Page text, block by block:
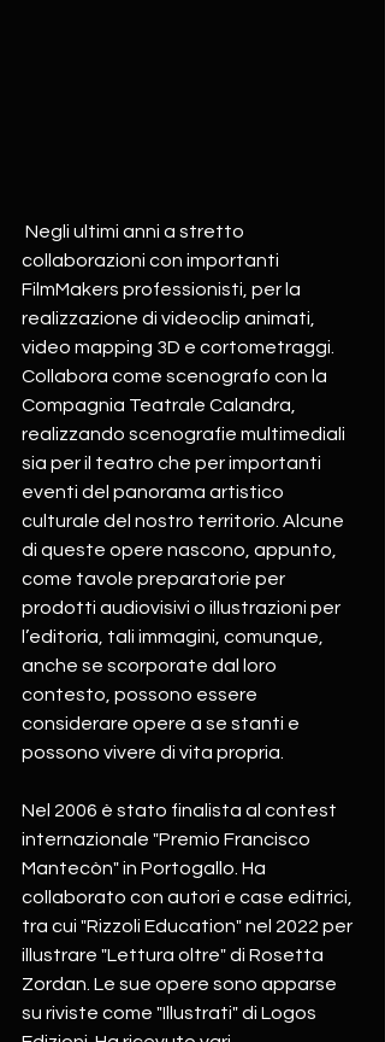
collaborazioni con importanti
FilmMakers professionisti, per la
realizzazione di videoclip animati,
video mapping 3D e cortometraggi.
Collabora come scenografo con la
Compagnia Teatrale Calandra,
realizzando scenografie multimediali
sia per il teatro che per importanti
eventi del panorama artistico
culturale del nostro territorio. Alcune
di queste opere nascono, appunto,
come tavole preparatorie per
prodotti audiovisivi o illustrazioni per
l’editoria, tali immagini, comunque,
anche se scorporate dal loro
contesto, possono essere
considerare opere a se stanti e
possono vivere di vita propria.
Nel 2006 è stato finalista al contest
internazionale "Premio Francisco
Mantecòn" in Portogallo. Ha
collaborato con autori e case editrici,
tra cui "Rizzoli Education" nel 2022 per
illustrare "Lettura oltre" di Rosetta
Zordan. Le sue opere sono apparse
su riviste come "Illustrati" di Logos